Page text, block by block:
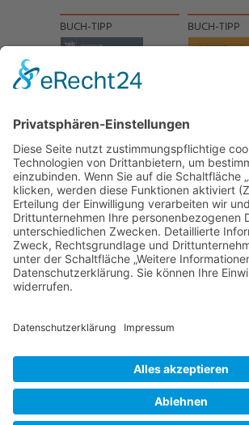
BUCH-TIPP BUCH-TIPP
NACH OBEN
Alle Rechte vorbehalten: Verlagsgruppe
Verlag für
Kontakt AGB Nutzungsbedingungen